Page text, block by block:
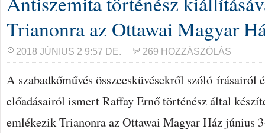
Trianonra az Ottawai Magyar
2018 JÚNIUS 2 9:57 DE. 269 HOZZÁSZÓLÁS
A szabadkőművés összeesküvésekről szóló írásairól
előadásairól ismert Raffay Ernő történész által
emlékezik Trianonra az Ottawai Magyar Ház június